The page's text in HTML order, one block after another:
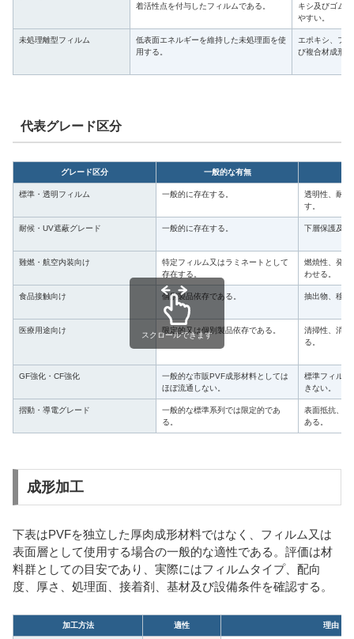
着活性点を付与したフィルムである。
キシ及びゴム
やすい。
未処理離型フィルム
低表面エネルギーを維持した未処理面を使
用する。
エポキシ、フ
び複合材成形
代表グレード区分
グレード区分 一般的な有無
標準・透明フィルム 一般的に存在する。
透明性、耐候
す。
耐候・UV遮蔽グレード 一般的に存在する。 下層保護及び
難燃・航空内装向け
特定フィルム又はラミネートとして
存在する。
燃焼性、発煙
わせる。
食品接触向け 個別製品依存である。 抽出物、移行
医療用途向け 限定的又は個別製品依存である。
清掃性、消毒
る。
GF強化・CF強化
一般的な市販PVF成形材料としては
ほぼ流通しない。
標準フィルム
きない。
摺動・導電グレード
一般的な標準系列では限定的であ
る。
表面抵抗、摩
ある。
スクロールできます
成形加工
下表はPVFを独立した厚肉成形材料ではなく、フィルム又は
表面層として使用する場合の一般的な適性である。評価は材
料群としての目安であり、実際にはフィルムタイプ、配向
度、厚さ、処理面、接着剤、基材及び設備条件を確認する。
加工方法 適性 理由